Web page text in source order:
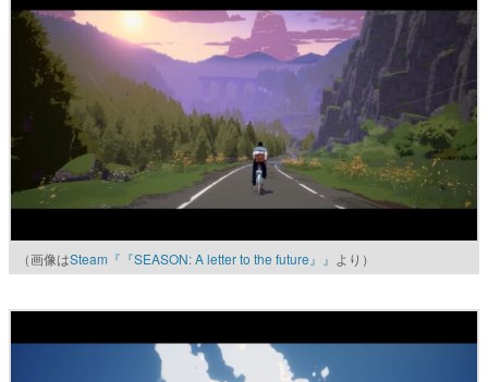
（画像はSteam『『SEASON: A letter to the future』』 より）